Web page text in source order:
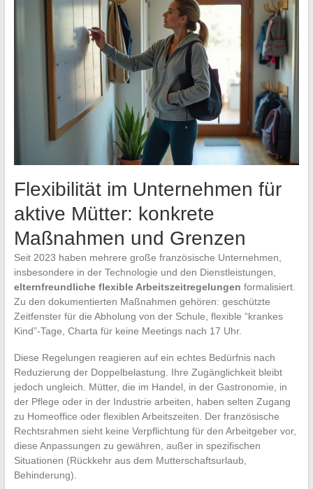
Flexibilität im Unternehmen für
aktive Mütter: konkrete
Maßnahmen und Grenzen
Seit 2023 haben mehrere große französische Unternehmen,
insbesondere in der Technologie und den Dienstleistungen,
elternfreundliche flexible Arbeitszeitregelungen formalisiert.
Zu den dokumentierten Maßnahmen gehören: geschützte
Zeitfenster für die Abholung von der Schule, flexible “krankes
Kind”-Tage, Charta für keine Meetings nach 17 Uhr.
Diese Regelungen reagieren auf ein echtes Bedürfnis nach
Reduzierung der Doppelbelastung. Ihre Zugänglichkeit bleibt
jedoch ungleich. Mütter, die im Handel, in der Gastronomie, in
der Pflege oder in der Industrie arbeiten, haben selten Zugang
zu Homeoffice oder flexiblen Arbeitszeiten. Der französische
Rechtsrahmen sieht keine Verpflichtung für den Arbeitgeber vor,
diese Anpassungen zu gewähren, außer in spezifischen
Situationen (Rückkehr aus dem Mutterschaftsurlaub,
Behinderung).